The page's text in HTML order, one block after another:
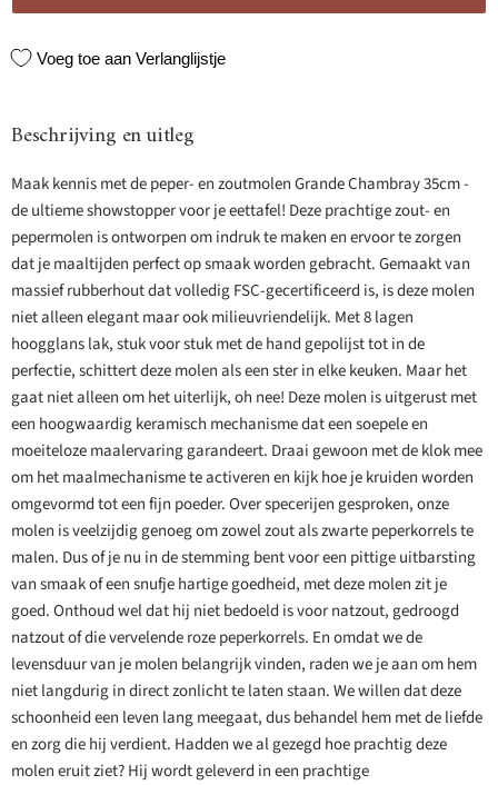
Voeg toe aan Verlanglijstje
Beschrijving en uitleg
Maak kennis met de peper- en zoutmolen Grande Chambray 35cm -
de ultieme showstopper voor je eettafel! Deze prachtige zout- en
pepermolen is ontworpen om indruk te maken en ervoor te zorgen
dat je maaltijden perfect op smaak worden gebracht. Gemaakt van
massief rubberhout dat volledig FSC-gecertificeerd is, is deze molen
niet alleen elegant maar ook milieuvriendelijk. Met 8 lagen
hoogglans lak, stuk voor stuk met de hand gepolijst tot in de
perfectie, schittert deze molen als een ster in elke keuken. Maar het
gaat niet alleen om het uiterlijk, oh nee! Deze molen is uitgerust met
een hoogwaardig keramisch mechanisme dat een soepele en
moeiteloze maalervaring garandeert. Draai gewoon met de klok mee
om het maalmechanisme te activeren en kijk hoe je kruiden worden
omgevormd tot een fijn poeder. Over specerijen gesproken, onze
molen is veelzijdig genoeg om zowel zout als zwarte peperkorrels te
malen. Dus of je nu in de stemming bent voor een pittige uitbarsting
van smaak of een snufje hartige goedheid, met deze molen zit je
goed. Onthoud wel dat hij niet bedoeld is voor natzout, gedroogd
natzout of die vervelende roze peperkorrels. En omdat we de
levensduur van je molen belangrijk vinden, raden we je aan om hem
niet langdurig in direct zonlicht te laten staan. We willen dat deze
schoonheid een leven lang meegaat, dus behandel hem met de liefde
en zorg die hij verdient. Hadden we al gezegd hoe prachtig deze
molen eruit ziet? Hij wordt geleverd in een prachtige